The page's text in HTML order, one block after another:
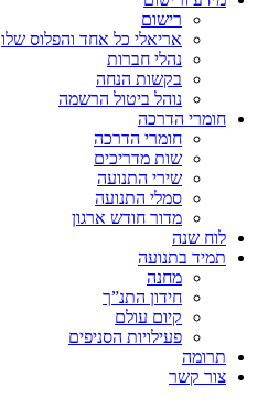
רישום
אריאלי כל אחד והפלוס שלו
נהלי חברות
בקשות הנחה
נוהל ביטול הרשמה
חומרי הדרכה
חומרי הדרכה
שות מדריכים
שירי התנועה
סמלי התנועה
מדור חודש ארגון
לוח שנה
תמיד בתנועה
מחנה
חידון התנ”ך
קיום עולם
פעילויות הסניפים
תרומה
צור קשר